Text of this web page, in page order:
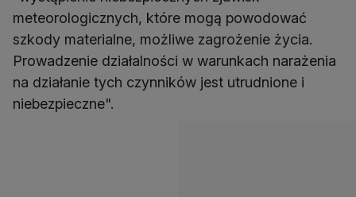
meteorologicznych, które mogą powodować
szkody materialne, możliwe zagrożenie życia.
Prowadzenie działalności w warunkach narażenia
na działanie tych czynników jest utrudnione i
niebezpieczne".